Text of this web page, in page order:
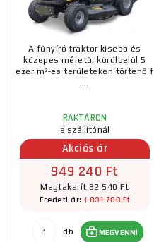
A fűnyíró traktor kisebb és
közepes méretű, körülbelül 5
ezer m²-es területeken történő f
...
RAKTÁRON
a szállítónál
Akciós ár
949 240 Ft
Megtakarít 82 540 Ft
Eredeti ár: 1 031 780 Ft
db MEGVENNI